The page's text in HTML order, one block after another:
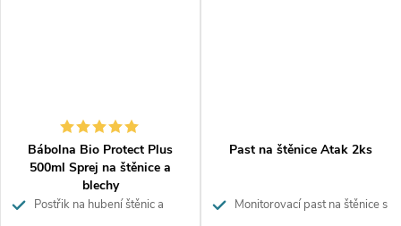
plyn a má zpožděné rozptýlení kouře. Vznikající suchý kouř
má výbornou penetrační schopnost. Rychlý účinek a vysoká
účinnost. Není mastný, nezanechává rezidua ani skvrny.
Bábolna Bio Protect Plus
500ml Sprej na štěnice a
blechy
Postřik na hubení štěnic a
Past na štěnice Atak 2ks
Monitorovací past na štěnice s